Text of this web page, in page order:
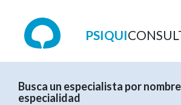
PSIQUI
Busca un especialista por
especialidad